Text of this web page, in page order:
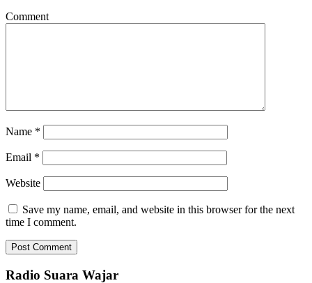
Comment
Name *
Email *
Website
Save my name, email, and website in this browser for the next
time I comment.
Radio Suara Wajar